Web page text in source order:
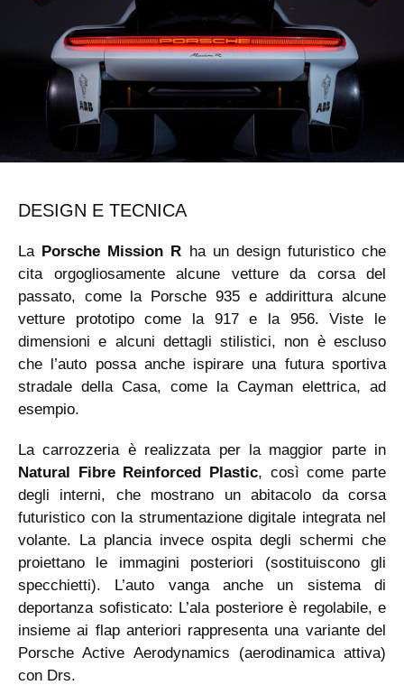
DESIGN E TECNICA
La Porsche Mission R ha un design futuristico che
cita orgogliosamente alcune vetture da corsa del
passato, come la Porsche 935 e addirittura alcune
vetture prototipo come la 917 e la 956. Viste le
dimensioni e alcuni dettagli stilistici, non è escluso
che l’auto possa anche ispirare una futura sportiva
stradale della Casa, come la Cayman elettrica, ad
esempio.
La carrozzeria è realizzata per la maggior parte in
Natural Fibre Reinforced Plastic, così come parte
degli interni, che mostrano un abitacolo da corsa
futuristico con la strumentazione digitale integrata nel
volante. La plancia invece ospita degli schermi che
proiettano le immagini posteriori (sostituiscono gli
specchietti). L’auto vanga anche un sistema di
deportanza sofisticato: L’ala posteriore è regolabile, e
insieme ai flap anteriori rappresenta una variante del
Porsche Active Aerodynamics (aerodinamica attiva)
con Drs.